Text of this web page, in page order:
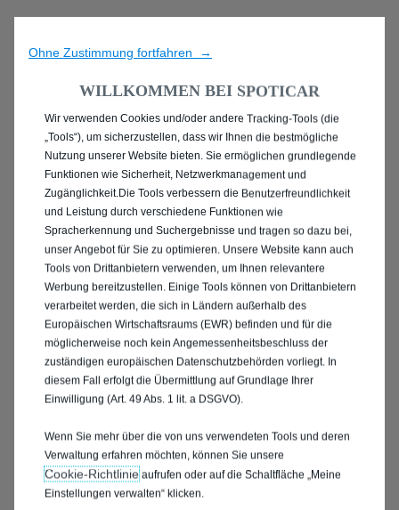
ENTDECKEN SIE ALLE
PEUGEOT 2008 MIT
ELEKTRO ANTRIEB
Ohne Zustimmung fortfahren →
WILLKOMMEN BEI SPOTICAR
Wir verwenden Cookies und/oder andere Tracking-Tools (die
„Tools“), um sicherzustellen, dass wir Ihnen die bestmögliche
Nutzung unserer Website bieten. Sie ermöglichen grundlegende
Funktionen wie Sicherheit, Netzwerkmanagement und
Zugänglichkeit.Die Tools verbessern die Benutzerfreundlichkeit
und Leistung durch verschiedene Funktionen wie
Spracherkennung und Suchergebnisse und tragen so dazu bei,
unser Angebot für Sie zu optimieren. Unsere Website kann auch
Tools von Drittanbietern verwenden, um Ihnen relevantere
Werbung bereitzustellen. Einige Tools können von Drittanbietern
verarbeitet werden, die sich in Ländern außerhalb des
Europäischen Wirtschaftsraums (EWR) befinden und für die
möglicherweise noch kein Angemessenheitsbeschluss der
zuständigen europäischen Datenschutzbehörden vorliegt. In
diesem Fall erfolgt die Übermittlung auf Grundlage Ihrer
Einwilligung (Art. 49 Abs. 1 lit. a DSGVO).
Wenn Sie mehr über die von uns verwendeten Tools und deren
Verwaltung erfahren möchten, können Sie unsere
Cookie‑Richtlinieaufrufen oder auf die Schaltfläche „Meine
Einstellungen verwalten“ klicken.